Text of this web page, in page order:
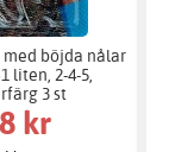
böjda nålar
liten, 2-4-5,
3 st
kr